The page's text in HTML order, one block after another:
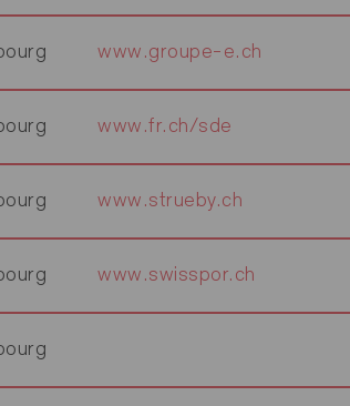
www.groupe-e.ch
www.fr.ch/sde
www.strueby.ch
www.swisspor.ch